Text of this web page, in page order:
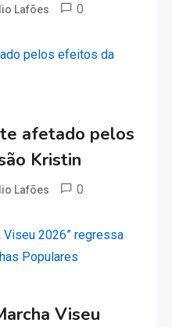
Lafões 0
afetado pelos
Kristin
Lafões 0
Viseu